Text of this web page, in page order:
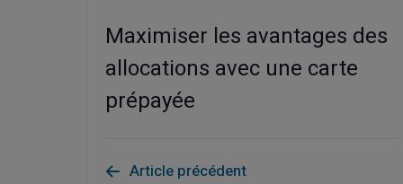
Maximiser les avantages des
allocations avec une carte
prépayée
Article précédent